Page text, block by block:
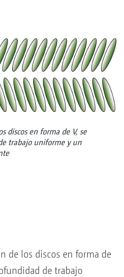
discos en forma de V, se
trabajo uniforme y un
de los discos en forma de
de trabajo